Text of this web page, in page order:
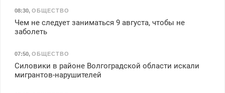
08:30, ОБЩЕСТВО
Чем не следует заниматься 9 августа, чтобы не
заболеть
07:50, ОБЩЕСТВО
Силовики в районе Волгоградской области искали
мигрантов-нарушителей